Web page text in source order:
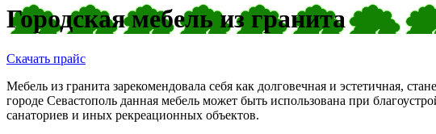
Городская мебель из гранита
Скачать прайс
Мебель из гранита зарекомендовала себя как долговечная и эстетичная,
городе Севастополь данная мебель может быть использована при
санаториев и иных рекреационных объектов.